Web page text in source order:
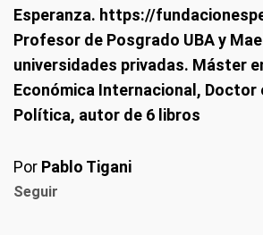
Esperanza. https://
Profesor de Posgrado UBA y
universidades privadas. Máster
Económica Internacional, Doctor
Política, autor de 6 libros
Por Pablo Tigani
Seguir